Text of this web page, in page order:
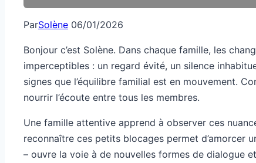
ParSolène 06/01/2026
Bonjour c’est Solène. Dans chaque famille, les
imperceptibles : un regard évité, un silence
signes que l’équilibre familial est en mouvement.
nourrir l’écoute entre tous les membres.
Une famille attentive apprend à observer ces
reconnaître ces petits blocages permet d’amorcer
– ouvre la voie à de nouvelles formes de dialogue